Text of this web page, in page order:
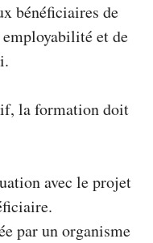
bénéficiaires de
et de
la formation doit
avec le projet
par un organisme